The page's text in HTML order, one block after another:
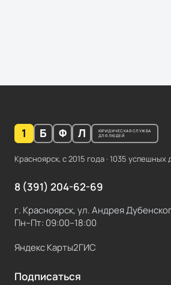
1 Б Ф Л
ЮРИДИЧЕСКАЯ СЛУЖБА
ДЛЯ ЛЮДЕЙ
Красноярск, с 2015 года · 1035 успешных
8 (391) 204-62-69
г. Красноярск, ул. Андрея
Пн–Пт: 09:00–18:00
Яндекс Карты2ГИС
Подписаться